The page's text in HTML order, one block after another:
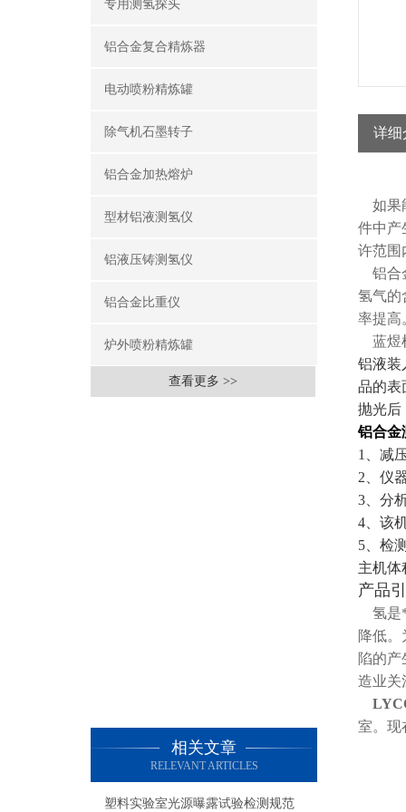
专用测氢探头
铝合金复合精炼器
电动喷粉精炼罐
除气机石墨转子
铝合金加热熔炉
型材铝液测氢仪
铝液压铸测氢仪
铝合金比重仪
炉外喷粉精炼罐
查看更多 >>
相关文章
RELEVANT ARTICLES
塑料实验室光源曝露试验检测规范
详细
如果
件中产
许范
铝合
氢气的
率提高
蓝煜
铝液装
品的表
抛光后
铝合金
1、减
2、仪
3、分
4、该
5、检
主机体
产品
氢是*
降低
陷的
造业关
室。现